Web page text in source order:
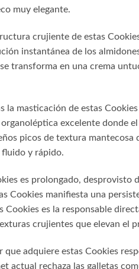
muy elegante.
crujiente de estas
instantánea de los
transforma en una crema
la masticación de estas
excelente donde
picos de textura
fluido y rápido.
es prolongado, desprovisto
Cookies manifiesta una
Cookies es la responsable
crujientes que elevan el
que adquiere estas Cookies
actual rechaza las galletas